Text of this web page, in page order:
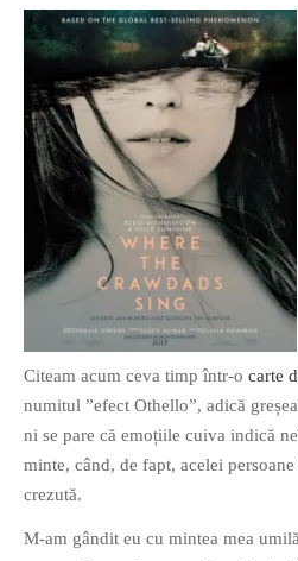
Citeam acum ceva timp într-o carte
numitul ”efect Othello”, adică
ni se pare că emoțiile cuiva indică
minte, când, de fapt, acelei
crezută.
M-am gândit eu cu mintea mea